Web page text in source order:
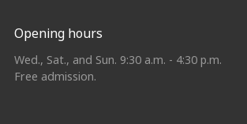
Opening hours
Wed., Sat., and Sun. 9:30 a.m. - 4:30 p.m.
Free admission.